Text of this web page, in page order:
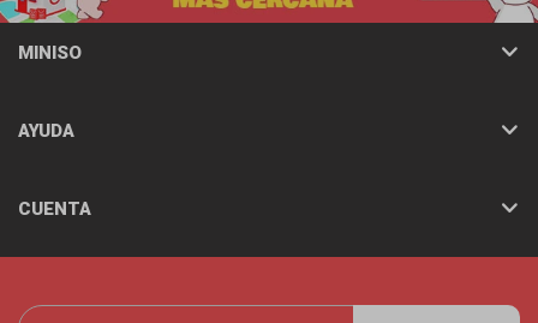
MINISO
AYUDA
CUENTA